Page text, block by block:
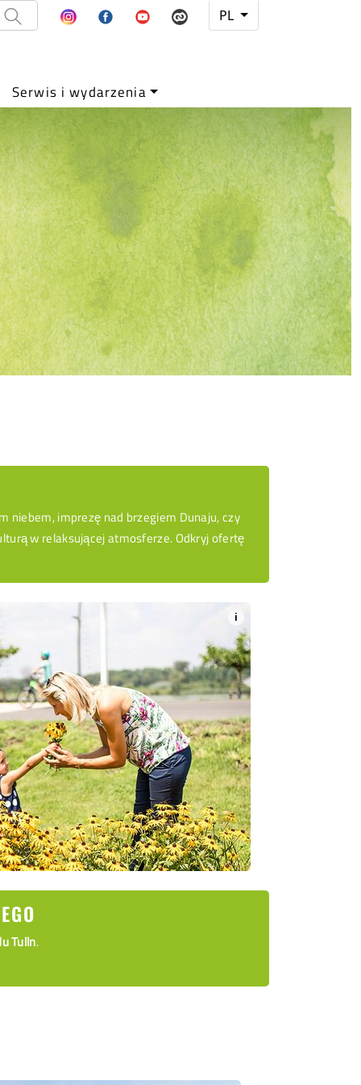
PL
Serwis i wydarzenia
niebem, imprezę nad brzegiem Dunaju, czy
w relaksującej atmosferze. Odkryj ofertę
i
Tulln.